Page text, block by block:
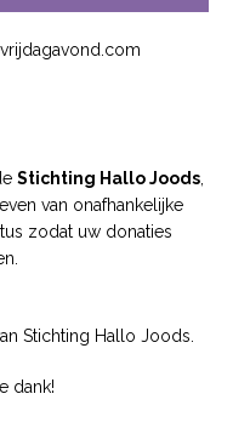
Stichting Hallo Joods
van onafhankelijke
zodat uw donaties
Stichting Hallo Joods.
dank!